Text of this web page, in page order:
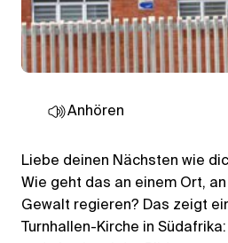
Anhören
Liebe deinen Nächsten wie
Wie geht das an einem Ort,
Gewalt regieren? Das zeigt
Turnhallen-Kirche in